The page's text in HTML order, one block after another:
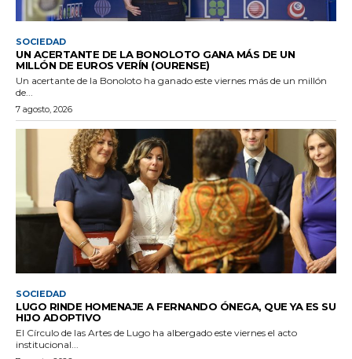
SOCIEDAD
UN ACERTANTE DE LA BONOLOTO GANA MÁS DE UN
MILLÓN DE EUROS VERÍN (OURENSE)
Un acertante de la Bonoloto ha ganado este viernes más de un millón
de...
7 agosto, 2026
SOCIEDAD
LUGO RINDE HOMENAJE A FERNANDO ÓNEGA, QUE YA ES SU
HIJO ADOPTIVO
El Círculo de las Artes de Lugo ha albergado este viernes el acto
institucional...